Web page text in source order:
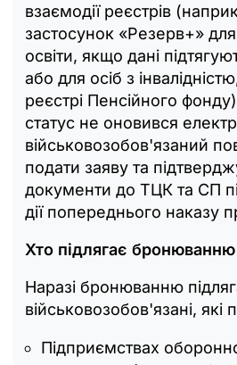
взаємодії реєстрів
застосунок «Резерв+»
освіти, якщо дані
або для осіб з
реєстрі Пенсійного
статус не оновився
військовозобов'язаний
подати заяву та
документи до ТЦК та СП
дії попереднього наказу
Хто підлягає бронюванню
Наразі бронюванню
військовозобов'язані,
Підприємствах